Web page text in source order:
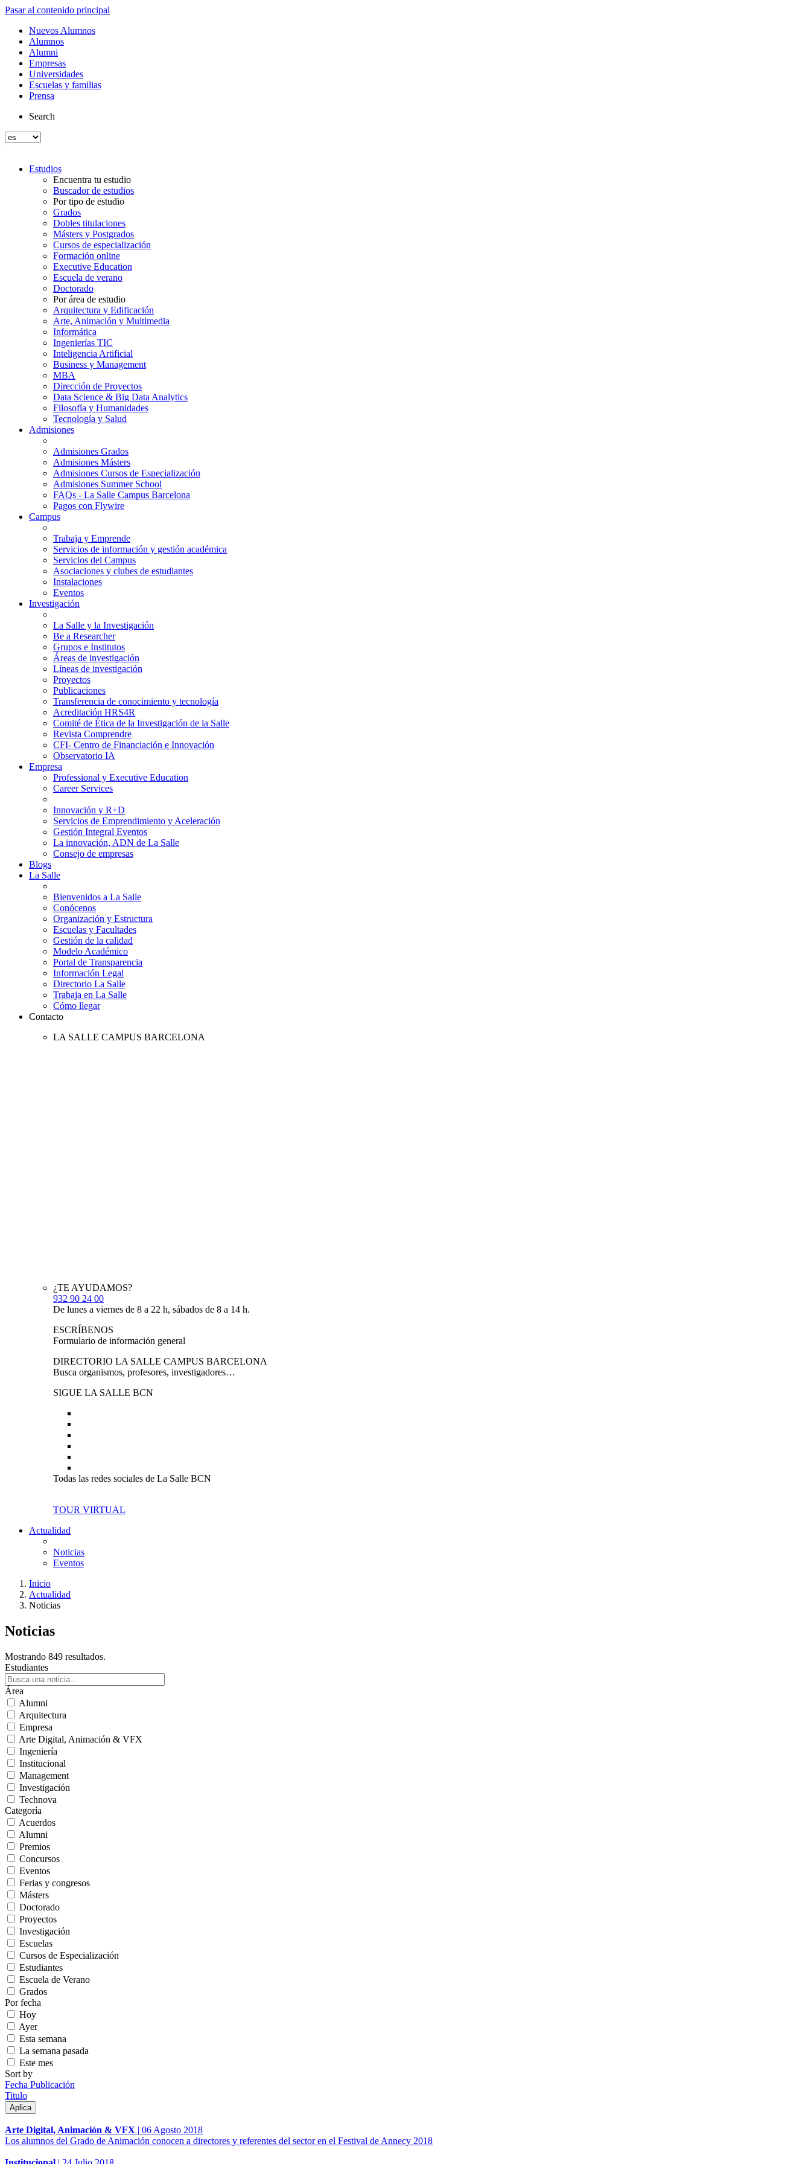
Pasar al contenido principal
Nuevos Alumnos
Alumnos
Alumni
Empresas
Universidades
Escuelas y familias
Prensa
Search
Estudios
Encuentra tu estudio
Buscador de estudios
Por tipo de estudio
Grados
Dobles titulaciones
Másters y Postgrados
Cursos de especialización
Formación online
Executive Education
Escuela de verano
Doctorado
Por área de estudio
Arquitectura y Edificación
Arte, Animación y Multimedia
Informática
Ingenierías TIC
Inteligencia Artificial
Business y Management
MBA
Dirección de Proyectos
Data Science & Big Data Analytics
Filosofía y Humanidades
Tecnología y Salud
Admisiones
Admisiones Grados
Admisiones Másters
Admisiones Cursos de Especialización
Admisiones Summer School
FAQs - La Salle Campus Barcelona
Pagos con Flywire
Campus
Trabaja y Emprende
Servicios de información y gestión académica
Servicios del Campus
Asociaciones y clubes de estudiantes
Instalaciones
Eventos
Investigación
La Salle y la Investigación
Be a Researcher
Grupos e Institutos
Áreas de investigación
Líneas de investigación
Proyectos
Publicaciones
Transferencia de conocimiento y tecnología
Acreditación HRS4R
Comité de Ética de la Investigación de la Salle
Revista Comprendre
CFI- Centro de Financiación e Innovación
Observatorio IA
Empresa
Professional y Executive Education
Career Services
Innovación y R+D
Servicios de Emprendimiento y Aceleración
Gestión Integral Eventos
La innovación, ADN de La Salle
Consejo de empresas
Blogs
La Salle
Bienvenidos a La Salle
Conócenos
Organización y Estructura
Escuelas y Facultades
Gestión de la calidad
Modelo Académico
Portal de Transparencia
Información Legal
Directorio La Salle
Trabaja en La Salle
Cómo llegar
Contacto
LA SALLE CAMPUS BARCELONA
¿TE AYUDAMOS?
932 90 24 00
De lunes a viernes de 8 a 22 h, sábados de 8 a 14 h.
ESCRÍBENOS
Formulario de información general
DIRECTORIO LA SALLE CAMPUS BARCELONA
Busca organismos, profesores, investigadores…
SIGUE LA SALLE BCN
Todas las redes sociales de La Salle BCN
TOUR VIRTUAL
Actualidad
Noticias
Eventos
Inicio
Actualidad
Noticias
Noticias
Mostrando 849 resultados.
Estudiantes
Área
Alumni
Arquitectura
Empresa
Arte Digital, Animación & VFX
Ingeniería
Institucional
Management
Investigación
Technova
Categoría
Acuerdos
Alumni
Premios
Concursos
Eventos
Ferias y congresos
Másters
Doctorado
Proyectos
Investigación
Escuelas
Cursos de Especialización
Estudiantes
Escuela de Verano
Grados
Por fecha
Hoy
Ayer
Esta semana
La semana pasada
Este mes
Sort by
Fecha Publicación
Titulo
Arte Digital, Animación & VFX | 06 Agosto 2018
Los alumnos del Grado de Animación conocen a directores y referentes del sector en el Festival de Annecy 2018